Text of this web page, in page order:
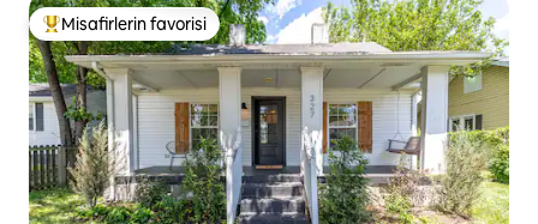
Misafirlerin favorilerinden en beğenilenler arasında
Misafirlerin favorisi